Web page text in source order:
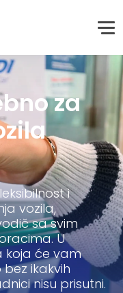
za
i
vozila,
sa svim
U
koja će vam
ikakvih
nisu prisutni.